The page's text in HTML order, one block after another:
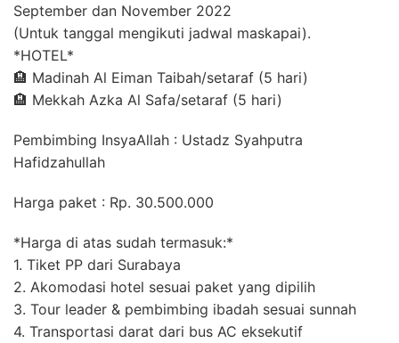
September dan November 2022
(Untuk tanggal mengikuti jadwal maskapai).
*HOTEL*
🏨 Madinah Al Eiman Taibah/setaraf (5 hari)
🏨 Mekkah Azka Al Safa/setaraf (5 hari)
Pembimbing InsyaAllah : Ustadz Syahputra
Hafidzahullah
Harga paket : Rp. 30.500.000
*Harga di atas sudah termasuk:*
1. Tiket PP dari Surabaya
2. Akomodasi hotel sesuai paket yang dipilih
3. Tour leader & pembimbing ibadah sesuai sunnah
4. Transportasi darat dari bus AC eksekutif